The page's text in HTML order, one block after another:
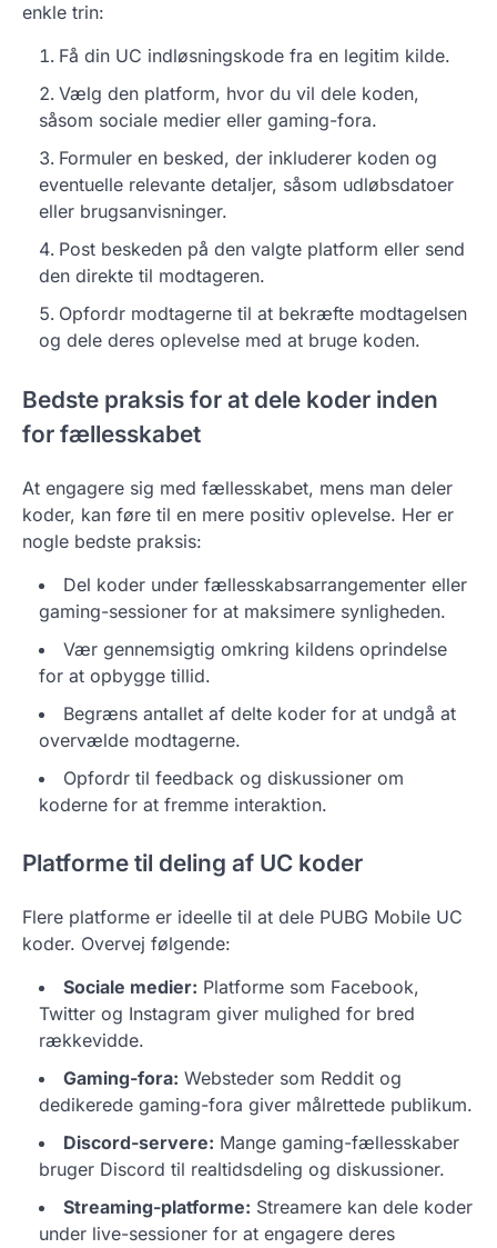
enkle trin:
Få din UC indløsningskode fra en legitim kilde.
Vælg den platform, hvor du vil dele koden,
såsom sociale medier eller gaming-fora.
Formuler en besked, der inkluderer koden og
eventuelle relevante detaljer, såsom udløbsdatoer
eller brugsanvisninger.
Post beskeden på den valgte platform eller send
den direkte til modtageren.
Opfordr modtagerne til at bekræfte modtagelsen
og dele deres oplevelse med at bruge koden.
Bedste praksis for at dele koder inden
for fællesskabet
At engagere sig med fællesskabet, mens man deler
koder, kan føre til en mere positiv oplevelse. Her er
nogle bedste praksis:
Del koder under fællesskabsarrangementer eller
gaming-sessioner for at maksimere synligheden.
Vær gennemsigtig omkring kildens oprindelse
for at opbygge tillid.
Begræns antallet af delte koder for at undgå at
overvælde modtagerne.
Opfordr til feedback og diskussioner om
koderne for at fremme interaktion.
Platforme til deling af UC koder
Flere platforme er ideelle til at dele PUBG Mobile UC
koder. Overvej følgende:
Sociale medier: Platforme som Facebook,
Twitter og Instagram giver mulighed for bred
rækkevidde.
Gaming-fora: Websteder som Reddit og
dedikerede gaming-fora giver målrettede publikum.
Discord-servere: Mange gaming-fællesskaber
bruger Discord til realtidsdeling og diskussioner.
Streaming-platforme: Streamere kan dele koder
under live-sessioner for at engagere deres